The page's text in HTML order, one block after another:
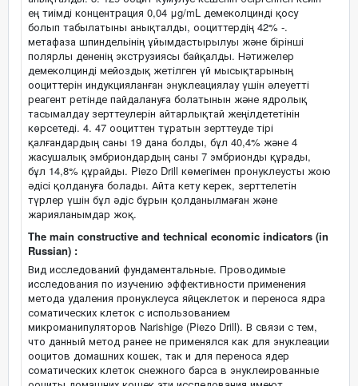
ең тиімді концентрация 0,04 μg/mL демеколцинді қосу
болып табылатыны анықталды, ооциттердің 42% -.
метафаза шпиндельінің ұйымдастырылуы және бірінші
полярлы дененің экструзиясы байқалды. Нәтижелер
демеколцинді мейоздық жетілген үй мысықтарының
ооциттерін индукцияланған энуклеациялау үшін әлеуетті
реагент ретінде пайдалануға болатынын және ядролық
тасымалдау зерттеулерін айтарлықтай жеңілдететінін
көрсетеді. 4. 47 ооциттен тұратын зерттеуде тірі
қалғандардың саны 19 дана болды, бұл 40,4% және 4
жасушалық эмбриондардың саны 7 эмбрионды құрады,
бұл 14,8% құрайды. Piezo Drill көмегімен пронуклеусты жою
әдісі қолдануға болады. Айта кету керек, зерттелетін
түрлер үшін бұл әдіс бұрын қолданылмаған және
жарияланымдар жоқ.
The main constructive and technical economic indicators (in
Russian) :
Вид исследований фундаментальные. Проводимые
исследования по изучению эффективности применения
метода удаления пронуклеуса яйцеклеток и переноса ядра
соматических клеток с использованием
микроманипуляторов Narishige (Piezo Drill). В связи с тем,
что данный метод ранее не применялся как для энуклеации
ооцитов домашних кошек, так и для переноса ядер
соматических клеток снежного барса в энуклеированные